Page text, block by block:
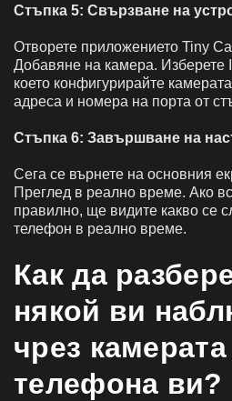
Стъпка 5: Свързване на
Отворете приложението Tiny
Добавяне на камера. Изберете
което конфигурирайте
адреса и номера на порта от
Стъпка 6: Завършване на
Сега се върнете на основния
Преглед в реално време. Ако
правилно, ще видите какво се
телефон в реално време.
Как да
някой ви
чрез
телефона ви?